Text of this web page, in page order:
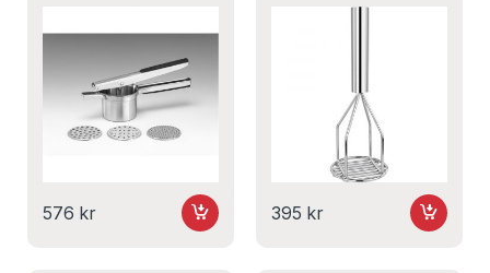
576 kr 395 kr